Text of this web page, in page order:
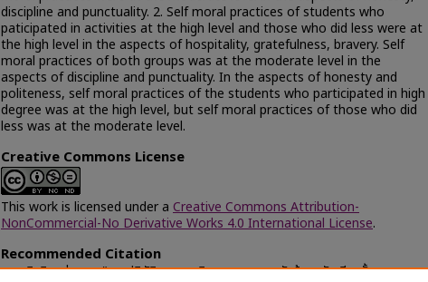
discipline and punctuality. 2. Self moral practices of students who
paticipated in activities at the high level and those who did less were at
the high level in the aspects of hospitality, gratefulness, bravery. Self
moral practices of both groups was at the moderate level in the
aspects of discipline and punctuality. In the aspects of honesty and
politeness, self moral practices of the students who participated in high
degree was at the high level, but self moral practices of those who did
less was at the moderate level.
Creative Commons License
This work is licensed under a Creative Commons Attribution-
NonCommercial-No Derivative Works 4.0 International License.
Recommended Citation
จอนเจิดสิน, รุ่งนภา, "การปฏิบัติตนทางจริยธรรมตามการรับรู้ของนักเรียนชั้น